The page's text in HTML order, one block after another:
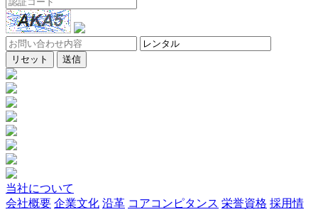
リセット 送信
当社について
会社概要 企業文化 沿革 コアコンピタンス 栄誉資格 採用情